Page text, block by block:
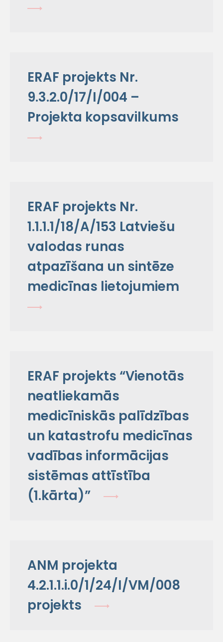
ERAF projekts Nr.
9.3.2.0/17/I/004 –
Projekta kopsavilkums
ERAF projekts Nr.
1.1.1.1/18/A/153 Latviešu
valodas runas
atpazīšana un sintēze
medicīnas lietojumiem
ERAF projekts “Vienotās
neatliekamās
medicīniskās palīdzības
un katastrofu medicīnas
vadības informācijas
sistēmas attīstība
(1.kārta)”
ANM projekta
4.2.1.1.i.0/1/24/I/VM/008
projekts